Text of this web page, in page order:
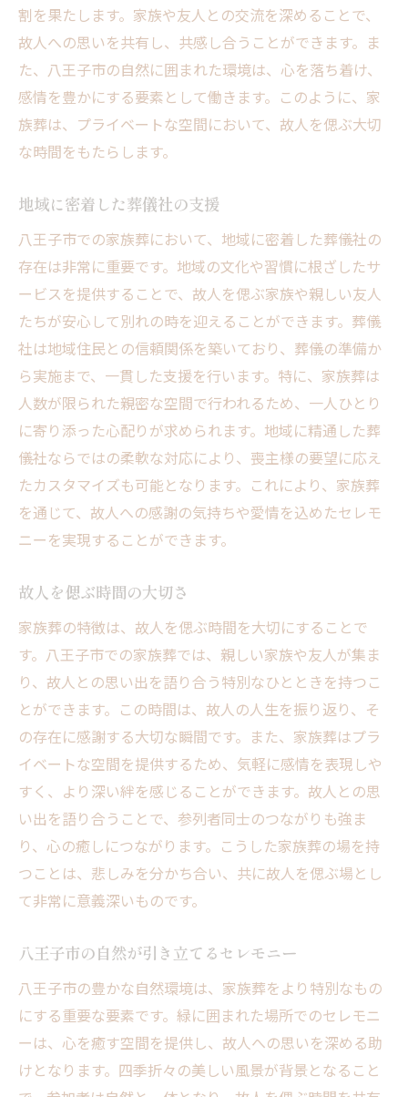
家族葬での思い出の作り方
地域に根付く思い出の語り場
故人を偲ぶ温かな会話の場
八王子市で支える家族葬故人を偲ぶ温かなセレ
モニー
地域に寄り添う葬儀社の役割
故人を想う温かな雰囲気作り
八王子市の文化が活きるセレモニー
心からの別れをサポートする方法
温かなセレモニーの重要性
家族葬を通じて八王子市で大切な別れを心ゆく
まで
心からの感謝を伝える家族葬
八王子市での故人との最後の時間
家族葬がもたらす心の安らぎ
大切な別れを支える地域の力
心を込めたお別れのために
地域に密着した家族葬八王子市での心の温もり
地域特有の家族葬のスタイル
心の温もりを感じる場づくり
八王子市の自然がもたらす癒し
家族葬における地域の役割
故人との心のつながりを強める
コミュニティとの協力で生まれる温もり
八王子市の家族葬故人との絆を深める特別な場
故人を偲ぶための特別な空間
絆が深まる八王子市の家族葬
心に響くお別れの時間
故人との絆を再確認する場
八王子市で心の絆を深める
割を果たします。家族や友人との交流を深めることで、
故人への思いを共有し、共感し合うことができます。ま
た、八王子市の自然に囲まれた環境は、心を落ち着け、
感情を豊かにする要素として働きます。このように、家
族葬は、プライベートな空間において、故人を偲ぶ大切
な時間をもたらします。
地域に密着した葬儀社の支援
八王子市での家族葬において、地域に密着した葬儀社の
存在は非常に重要です。地域の文化や習慣に根ざしたサ
ービスを提供することで、故人を偲ぶ家族や親しい友人
たちが安心して別れの時を迎えることができます。葬儀
社は地域住民との信頼関係を築いており、葬儀の準備か
ら実施まで、一貫した支援を行います。特に、家族葬は
人数が限られた親密な空間で行われるため、一人ひとり
に寄り添った心配りが求められます。地域に精通した葬
儀社ならではの柔軟な対応により、喪主様の要望に応え
たカスタマイズも可能となります。これにより、家族葬
を通じて、故人への感謝の気持ちや愛情を込めたセレモ
ニーを実現することができます。
故人を偲ぶ時間の大切さ
家族葬の特徴は、故人を偲ぶ時間を大切にすることで
す。八王子市での家族葬では、親しい家族や友人が集ま
り、故人との思い出を語り合う特別なひとときを持つこ
とができます。この時間は、故人の人生を振り返り、そ
の存在に感謝する大切な瞬間です。また、家族葬はプラ
イベートな空間を提供するため、気軽に感情を表現しや
すく、より深い絆を感じることができます。故人との思
い出を語り合うことで、参列者同士のつながりも強ま
り、心の癒しにつながります。こうした家族葬の場を持
つことは、悲しみを分かち合い、共に故人を偲ぶ場とし
て非常に意義深いものです。
八王子市の自然が引き立てるセレモニー
八王子市の豊かな自然環境は、家族葬をより特別なもの
にする重要な要素です。緑に囲まれた場所でのセレモニ
ーは、心を癒す空間を提供し、故人への思いを深める助
けとなります。四季折々の美しい風景が背景となること